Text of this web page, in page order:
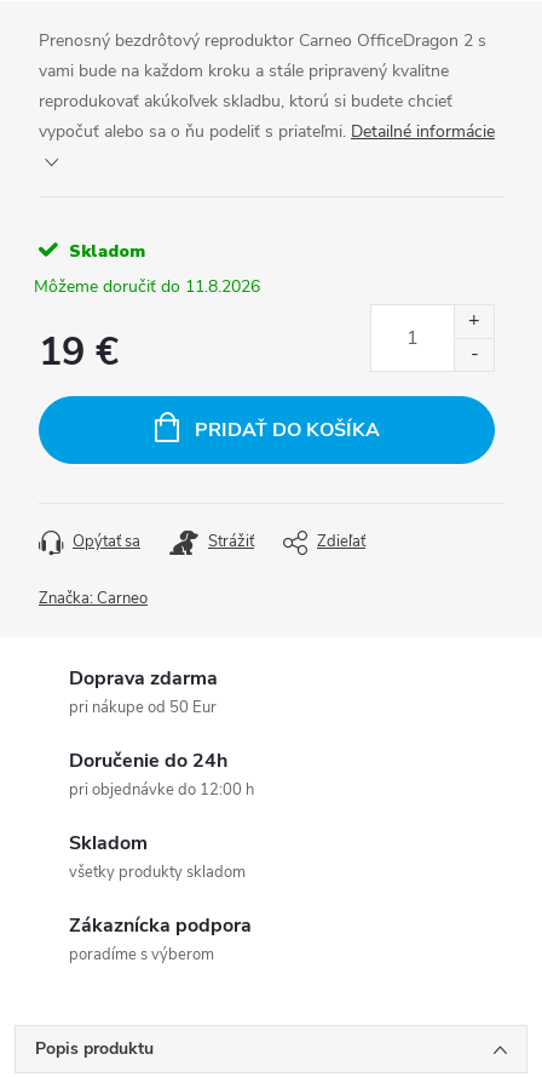
Prenosný bezdrôtový reproduktor Carneo OfficeDragon 2 s
vami bude na každom kroku a stále pripravený kvalitne
reprodukovať akúkoľvek skladbu, ktorú si budete chcieť
vypočuť alebo sa o ňu podeliť s priateľmi. Detailné informácie
Skladom
11.8.2026
19 €
cena:
PRIDAŤ DO KOŠÍKA
Opýtať sa Strážiť Zdieľať
Značka:Carneo
Doprava zdarma
pri nákupe od 50 Eur
Doručenie do 24h
pri objednávke do 12:00 h
Skladom
všetky produkty skladom
Zákaznícka podpora
poradíme s výberom
Popis produktu